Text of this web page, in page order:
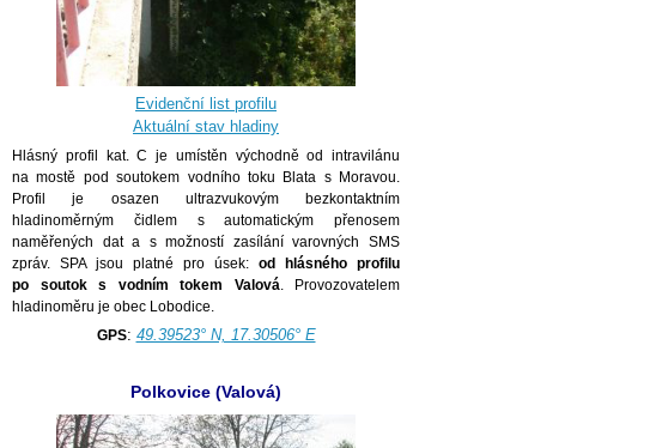
Evidenční list profilu
Aktuální stav hladiny
Hlásný profil kat. C je umístěn východně od intravilánu
na mostě pod soutokem vodního toku Blata s Moravou.
Profil je osazen ultrazvukovým bezkontaktním
hladinoměrným čidlem s automatickým přenosem
naměřených dat a s možností zasílání varovných SMS
zpráv. SPA jsou platné pro úsek: od hlásného profilu
po soutok s vodním tokem Valová . Provozovatelem
hladinoměru je obec Lobodice.
GPS: 49.39523° N, 17.30506° E
Polkovice (Valová)